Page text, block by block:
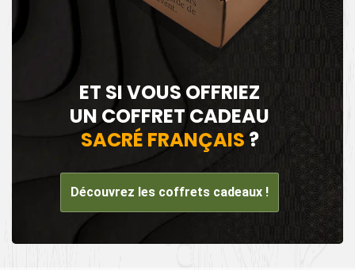
ET SI VOUS OFFRIEZ
UN COFFRET CADEAU
SACRÉ FRANÇAIS ?
Découvrez les coffrets cadeaux !